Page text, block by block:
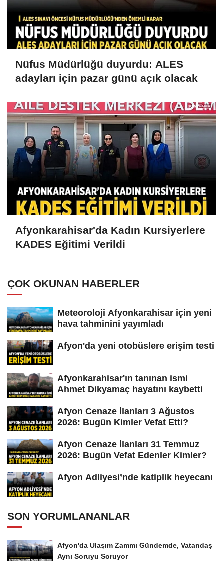
Nüfus Müdürlüğü duyurdu: ALES
adayları için pazar günü açık olacak
Afyonkarahisar'da Kadın Kursiyerlere
KADES Eğitimi Verildi
ÇOK OKUNAN HABERLER
Meteoroloji Afyonkarahisar için yeni
hava tahminini yayımladı
Afyon'da yeni otobüslere erişim testi
Afyonkarahisar'ın tanınan ismi
Ahmet Dikyamaç hayatını kaybetti
Afyon Cenaze İlanları 3 Ağustos
2026: Bugün Kimler Vefat Etti?
Afyon Cenaze İlanları 31 Temmuz
2026: Bugün Vefat Edenler Kimler?
Afyon Adliyesi’nde katiplik heyecanı
SON YORUMLANANLAR
Afyon'da Ulaşım Zammı Gündemde, Vatandaş
Aynı Soruyu Soruyor